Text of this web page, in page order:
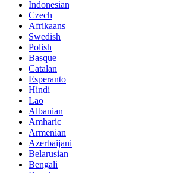
Indonesian
Czech
Afrikaans
Swedish
Polish
Basque
Catalan
Esperanto
Hindi
Lao
Albanian
Amharic
Armenian
Azerbaijani
Belarusian
Bengali